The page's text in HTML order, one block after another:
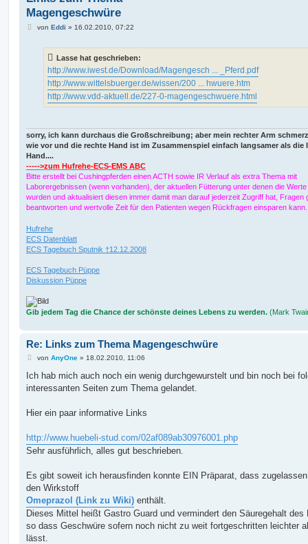
Magengeschwüre
Bvon Eddi » 16.02.2010, 07:22
Lasse hat geschrieben:
http://www.iwest.de/Download/Magengesch ... _Pferd.pdf
http://www.wittelsbuerger.de/wissen/200 ... hwuere.htm
http://www.vdd-aktuell.de/227-0-magengeschwuere.html
sorry, ich kann durchaus die Großschreibung; aber mein rechter Arm
wie vor und die rechte Hand ist im Zusammenspiel einfach langsamer als die
Hand....
----->zum Hufrehe-ECS-EMS ABC
Bitte erstellt bei Cushingpferden einen ACTH sowie IR Verlauf als extra Thema mit
Laborergebnissen (wenn vorhanden), der aktuellen Fütterung unter denen die Werte
wurden und aktualisiert diesen immer damit man darauf jederzeit Zugriff hat, Fragen
beantworten und wertvolle Zeit für den Patienten wegen Rückfragen einsparen
Hufrehe
ECS Datenblatt
ECS Tagebuch Sputnik †12.12.2008
ECS Tagebuch Püppe
Diskussion Püppe
Gib jedem Tag die Chance der schönste deines Lebens zu werden. (Mark
Re: Links zum Thema Magengeschwüre
B
i
r
von AnyOne» 18.02.2010, 11:06
Ich hab mich auch noch ein wenig durchgewurstelt und bin noch bei
interessanten Seiten zum Thema gelandet.
Hier ein paar informative Links
http://www.huebeli-stud.com/02af089ab30976001.php
Sehr ausführlich, alles gut beschrieben.
Es gibt soweit ich herausfinden konnte EIN Präparat, dass
den Wirkstoff
Omeprazol (Link zu Wiki) enthält.
Dieses Mittel heißt Gastro Guard und vermindert den Säuregehalt des
so dass Geschwüre sofern noch nicht zu weit fortgeschritten leichter
lässt.